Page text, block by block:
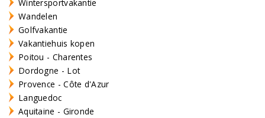
Wintersportvakantie
Wandelen
Golfvakantie
Vakantiehuis kopen
Poitou - Charentes
Dordogne - Lot
Provence - Côte d'Azur
Languedoc
Aquitaine - Gironde